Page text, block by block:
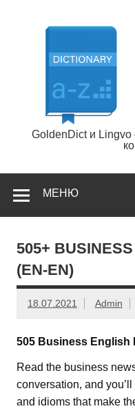
содержимому
GoldenDict и
МЕНЮ
505+
(EN-EN)
18.07.2021 Admin
505 Business English
Read the business
conversation, and
and idioms that make